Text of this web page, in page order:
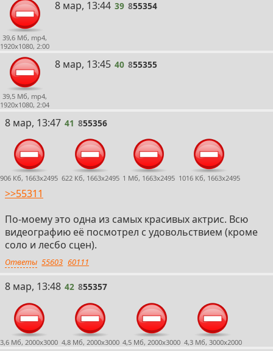
39,6 Мб, mp4,
1920x1080, 2:00
39
8 мар, 13:44 39 855354
39,5 Мб, mp4,
1920x1080, 2:04
40
8 мар, 13:45 40 855355
41
8 мар, 13:47 41 855356
906 Кб, 1663x2495 622 Кб, 1663x2495 1 Мб, 1663x2495 1016 Кб, 1663x2495
>>55311
По-моему это одна из самых красивых актрис. Всю
видеографию её посмотрел с удовольствием (кроме
соло и лесбо сцен).
Ответы 55603 60111
42
8 мар, 13:48 42 855357
3,6 Мб, 2000x3000 4,8 Мб, 2000x3000 4,5 Мб, 2000x3000 4,3 Мб, 3000x2000